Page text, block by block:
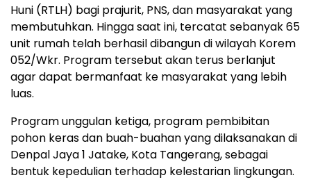
Huni (RTLH) bagi prajurit, PNS, dan masyarakat yang
membutuhkan. Hingga saat ini, tercatat sebanyak 65
unit rumah telah berhasil dibangun di wilayah Korem
052/Wkr. Program tersebut akan terus berlanjut
agar dapat bermanfaat ke masyarakat yang lebih
luas.
Program unggulan ketiga, program pembibitan
pohon keras dan buah-buahan yang dilaksanakan di
Denpal Jaya 1 Jatake, Kota Tangerang, sebagai
bentuk kepedulian terhadap kelestarian lingkungan.